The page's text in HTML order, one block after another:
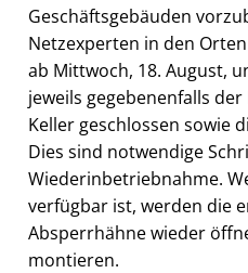
Geschäftsgebäuden
Netzexperten in den
ab Mittwoch, 18. August,
jeweils gegebenenfalls
Keller geschlossen sowie
Dies sind notwendige
Wiederinbetriebnahme.
verfügbar ist, werden die
Absperrhähne wieder
montieren.